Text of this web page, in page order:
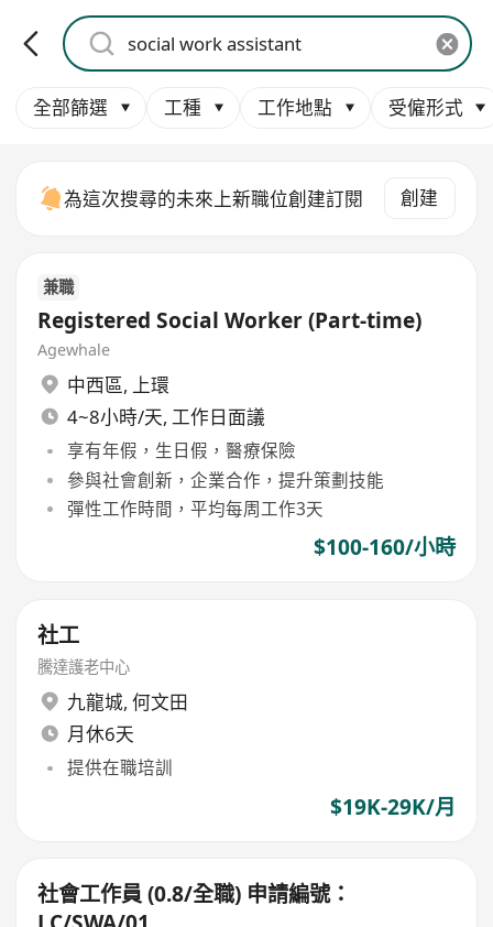
全部篩選 工種 工作地點 受僱形式
為這次搜尋的未來上新職位創建訂閱 創建
兼職
Registered Social Worker (Part-time)
Agewhale
中西區, 上環
4~8小時/天, 工作日面議
享有年假，生日假，醫療保險
參與社會創新，企業合作，提升策劃技能
彈性工作時間，平均每周工作3天
$100-160/小時
社工
騰達護老中心
九龍城, 何文田
月休6天
提供在職培訓
$19K-29K/月
社會工作員 (0.8/全職) 申請編號：